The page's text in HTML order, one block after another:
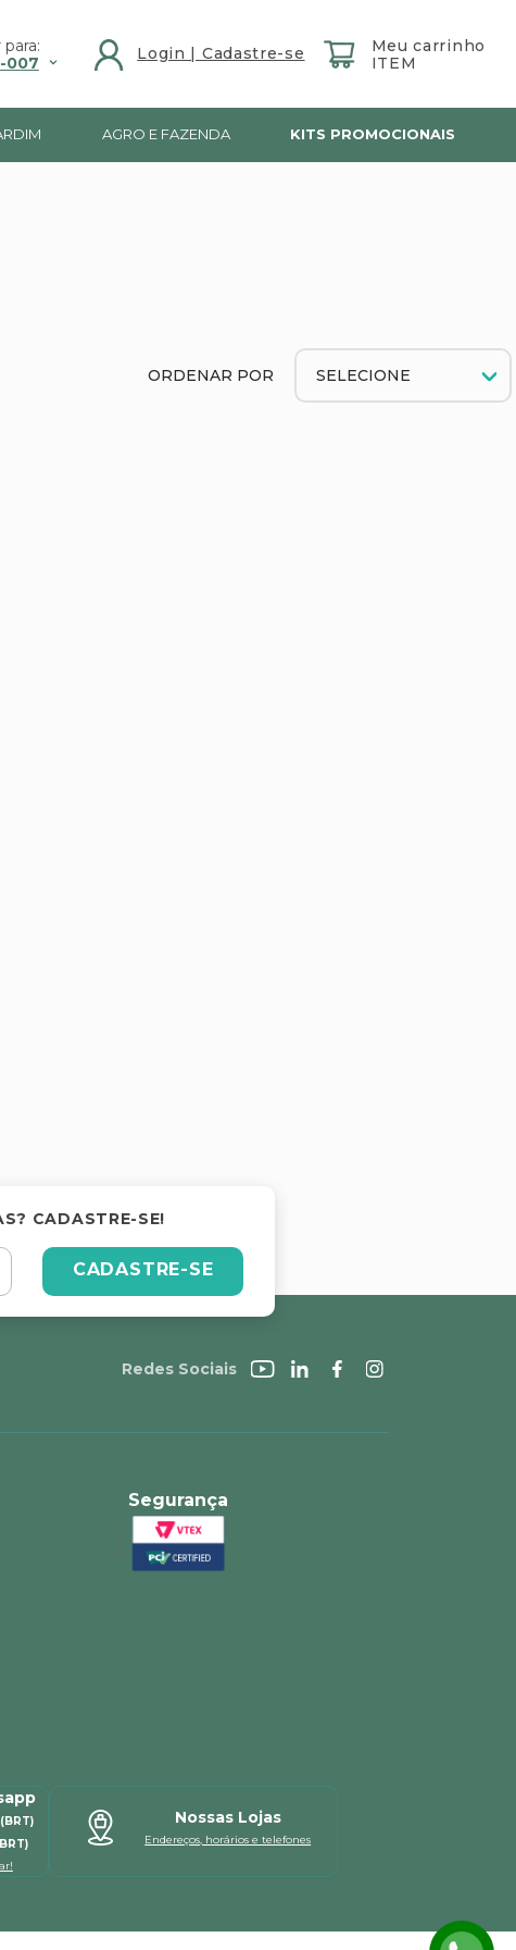
007
AGRO E FAZENDA KITS PROMOCIONAIS
CADASTRE-SE!
CADASTRE-SE
Redes Sociais
Segurança
Nossas Lojas
Endereços, horários e telefones